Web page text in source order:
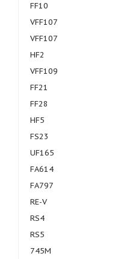
FF10
VFF107
VFF107
HF2
VFF109
FF21
FF28
HF5
FS23
UF165
FA614
FA797
RE-V
RS4
RS5
745M